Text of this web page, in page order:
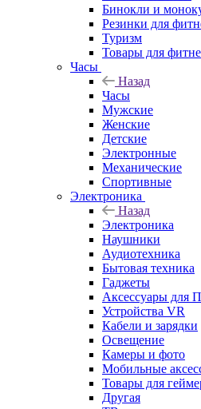
Бинокли и
Резинки для
Туризм
Товары для
Часы
Назад
Часы
Мужские
Женские
Детские
Электронные
Механические
Спортивные
Электроника
Назад
Электроника
Наушники
Аудиотехника
Бытовая техника
Гаджеты
Аксессуары для
Устройства VR
Кабели и зарядки
Освещение
Камеры и фото
Мобильные
Товары для
Другая